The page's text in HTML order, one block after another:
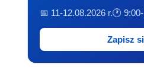
📅 11-12.08.2026 r.🕐
Zapisz